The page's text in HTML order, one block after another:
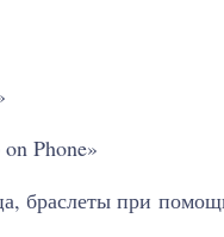
Phone»
браслеты при